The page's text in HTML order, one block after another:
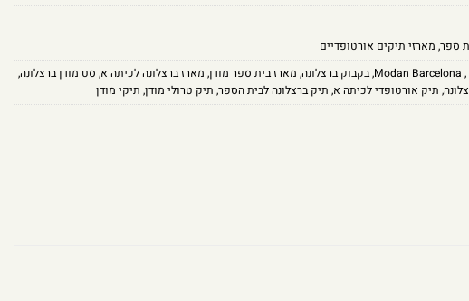
ספר, מארזי תיקים אורטופדיים
,
Modan Barcelona
,בקבוק ברצלונה, מארז בית ספר מודן, מארז ברצלונה לכיתה א, סט מודן ברצלונה,
, תיק אורטופדי לכיתה א, תיק ברצלונה לבית הספר, תיק טרולי מודן, תיקי מודן